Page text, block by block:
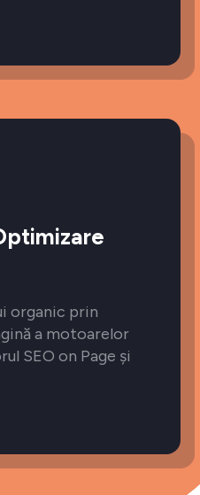
organic prin
a motoarelor
SEO on Page și